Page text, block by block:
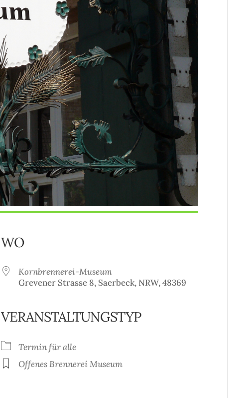
WO
Kornbrennerei-Museum
Grevener Strasse 8, Saerbeck, NRW, 48369
VERANSTALTUNGSTYP
Termin für alle
Offenes Brennerei Museum